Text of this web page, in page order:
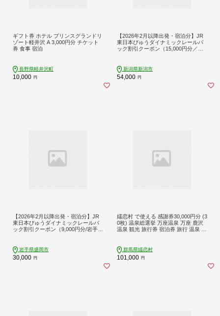
ギフト券 ホテル プリンスグランドリ
ゾート軽井沢 A 3,000円分 チケット
券 食事 宿泊
長野県軽井沢町
10,000 円
【2026年2月以降出発・宿泊分】JR
東日本びゅうダイナミックレールパ
ック割引クーポン（15,000円分／新
新潟県新潟市
54,000 円
【2026年2月以降出発・宿泊分】JR
東日本びゅうダイナミックレールパ
ック割引クーポン（9,000円分/岩手県
岩手県盛岡市
30,000 円
嬬恋村 で使える 感謝券30,000円分 (3
0枚) 温泉総選挙 万座温泉 万座 鹿沢
温泉 観光 旅行券 宿泊券 旅行 温泉 ス
北軽井沢エリア 関東 30000円 クーポ
ン チケット 国内旅行 お泊り 日帰り
観光地応援 [AO007tu]
群馬県嬬恋村
101,000 円